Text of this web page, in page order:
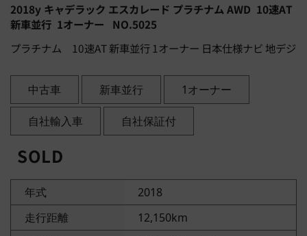
2018y キャデラック エスカレード プラチナム AWD 10速AT
新車並行 1オーナー NO.5025
プラチナム 10速AT 新車並行 1オーナー 日本仕様ナビ 地デジ
中古車 新車並行 1オーナー
自社輸入車 自社保証付
SOLD
年式
2018
走行距離
12,150km